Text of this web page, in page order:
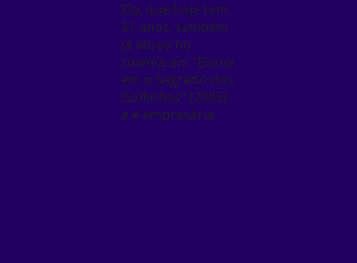
Ela, que hoje tem
51 anos, também
já atuou no
cinema em "Eliana
em o Segredo dos
Golfinhos" (2005)
e é empresária.